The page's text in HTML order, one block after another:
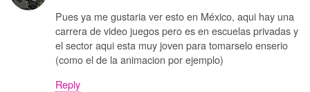
Pues ya me gustaria ver esto en México, aqui hay una
carrera de video juegos pero es en escuelas privadas y
el sector aqui esta muy joven para tomarselo enserio
(como el de la animacion por ejemplo)
Reply